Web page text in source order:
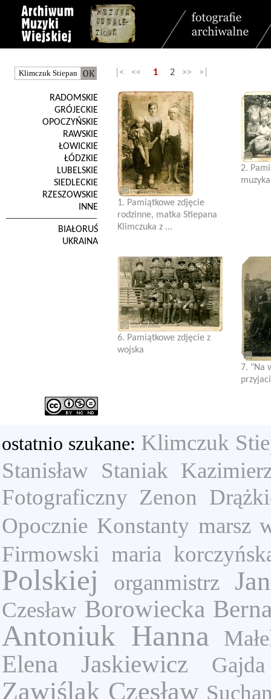
RADOMSKIE
GRÓJECKIE
OPOCZYŃSKIE
RAWSKIE
ŁOWICKIE
ŁÓDZKIE
LUBELSKIE
SIEDLECKIE
RZESZOWSKIE
INNE
BIAŁORUŚ
UKRAINA
|< << 1 2 >> >|
1. Pamiątkowe zdjęcie
rodzinne, matka Stiepana
Klimczuka z ...
2.
6. Pamiątkowe zdjęcie z
wojska
7. "Na
ostatnio szukane: Klimczuk
Stanisław Staniak
Fotograficzny Zenon
Opocznie Konstanty marsz
Firmowski maria
Polskiej organmistrz
Czesław Borowiecka
Antoniuk Hanna
Elena Jaskiewicz
Zawiślak Czesław